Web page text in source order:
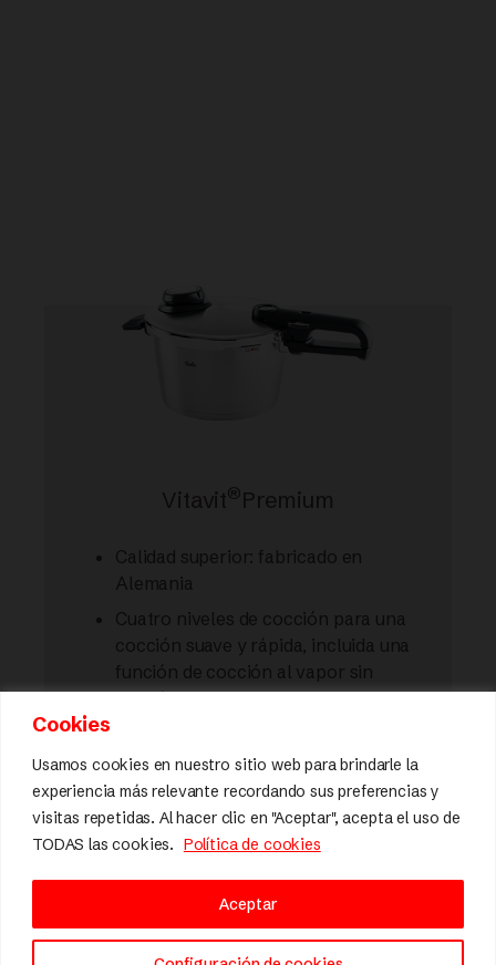
Cookies
Usamos cookies en nuestro sitio web para brindarle la
experiencia más relevante recordando sus preferencias y
visitas repetidas. Al hacer clic en "Aceptar", acepta el uso de
TODAS las cookies. Política de cookies
Aceptar
Vitavit®Premium
Calidad superior: fabricado en
Alemania
Cuatro niveles de cocción para una
cocción suave y rápida, incluida una
función de cocción al vapor sin
presión
semáforo
Ayuda para colocar la tapa e
indicador de bloqueo
Escala de medición para dosificar
líquidos
Función de despresurización en la
válvula y en el mango para facilitar la